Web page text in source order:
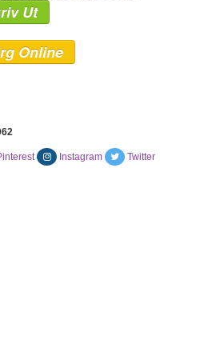
Ut
Online
Instagram Twitter